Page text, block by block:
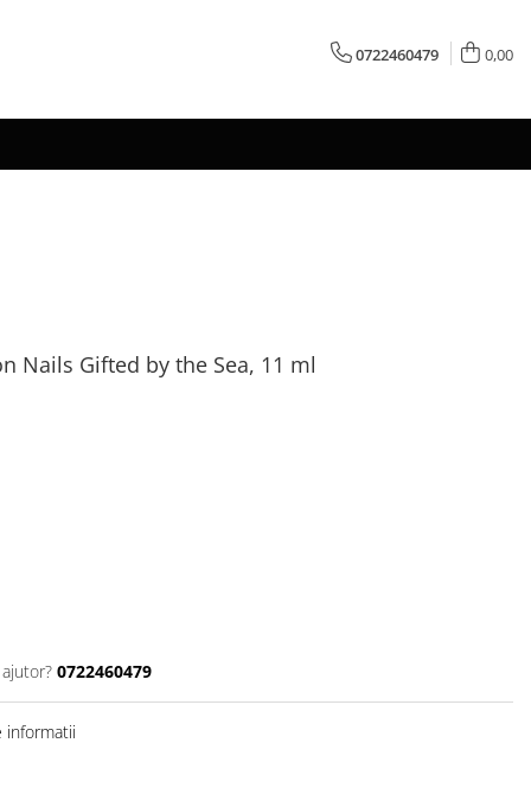
0722460479 0,00
Nails Gifted by the Sea, 11 ml
0722460479
informatii